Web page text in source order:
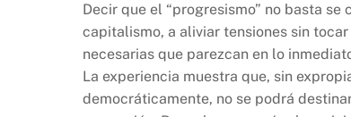
Decir que el “progresismo” no basta
capitalismo, a aliviar tensiones sin
necesarias que parezcan en lo
La experiencia muestra que, sin
democráticamente, no se podrá